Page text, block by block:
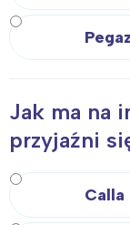
Pegaz
Jak ma na
przyjaźni
Calla